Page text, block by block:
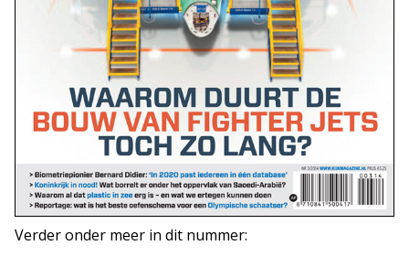
Verder onder meer in dit nummer: